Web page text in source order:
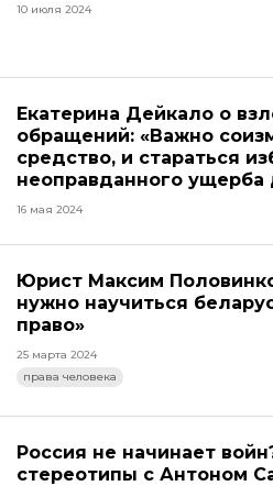
10 июля 2024
Екатерина Дейкало о
обращений: «Важно
средство, и стараться
неоправданного ущерба
16 мая 2024
Юрист Максим
нужно научиться
право»
25 марта 2024
права человека
Россия не начинает
стереотипы с Антоном